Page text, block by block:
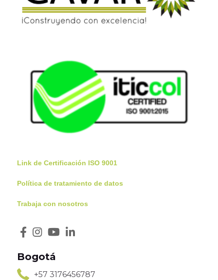
Link de Certificación ISO 9001
Política de tratamiento de datos
Trabaja con nosotros
Bogotá
+57 3176456787